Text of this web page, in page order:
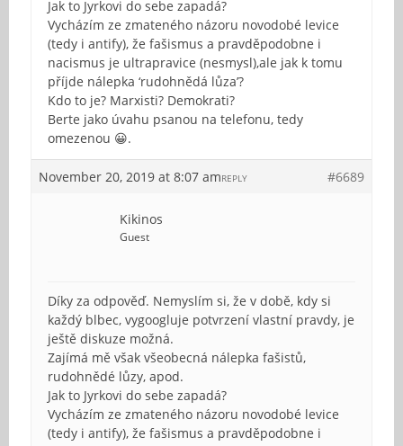
Jak to Jyrkovi do sebe zapadá?
Vycházím ze zmateného názoru novodobé levice
(tedy i antify), že fašismus a pravděpodobne i
nacismus je ultrapravice (nesmysl),ale jak k tomu
příjde nálepka ‘rudohnědá lůza’?
Kdo to je? Marxisti? Demokrati?
Berte jako úvahu psanou na telefonu, tedy
omezenou 😀.
November 20, 2019 at 8:07 am #6689
REPLY
Kikinos
Guest
Díky za odpověď. Nemyslím si, že v době, kdy si
každý blbec, vygoogluje potvrzení vlastní pravdy, je
ještě diskuze možná.
Zajímá mě však všeobecná nálepka fašistů,
rudohnědé lůzy, apod.
Jak to Jyrkovi do sebe zapadá?
Vycházím ze zmateného názoru novodobé levice
(tedy i antify), že fašismus a pravděpodobne i